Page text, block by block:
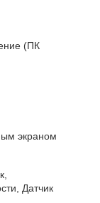
(ПК
экраном
Датчик